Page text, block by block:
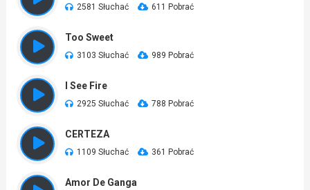
2581 Słuchać 611 Pobrać
Too Sweet
3103 Słuchać 989 Pobrać
I See Fire
2925 Słuchać 788 Pobrać
CERTEZA
1109 Słuchać 361 Pobrać
Amor De Ganga